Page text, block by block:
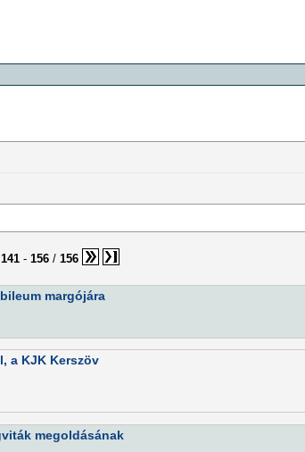
141- 156/ 156
margójára
a KJK Kerszöv
megoldásának